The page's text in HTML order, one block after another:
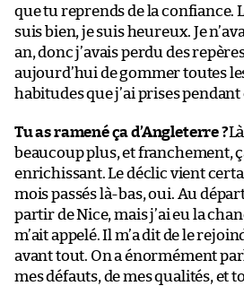
que tu reprends de la confiance.
suis bien, je suis heureux. Je
an, donc j’avais perdu des repères
aujourd’hui de gommer toutes
habitudes que j’ai prises
Tu as ramené ça d’Angleterre ?
beaucoup plus, et franchement,
enrichissant. Le déclic vient
mois passés là-bas, oui. Au
partir de Nice, mais j’ai eu la
m’ait appelé. Il m’a dit de le
avant tout. On a énormément
mes défauts, de mes qualités, et